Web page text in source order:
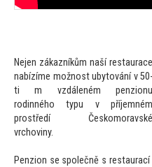
Nejen zákazníkům naší restaurace
nabízíme možnost ubytování v 50-
ti m vzdáleném penzionu
rodinného typu v příjemném
prostředí Českomoravské
vrchoviny.
Penzion se společně s